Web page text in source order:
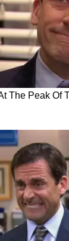
में दी गई
उपयोगी
जागरूकता
उपयोग के
और
या प्रमाणित
पर उठाए